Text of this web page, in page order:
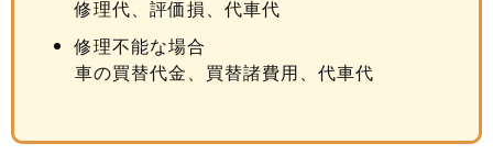
修理代、評価損、代車代
修理不能な場合
車の買替代金、買替諸費用、代車代